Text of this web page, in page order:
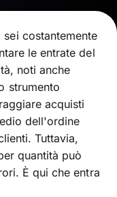
costantemente
le entrate del
noti anche
strumento
acquisti
dell'ordine
Tuttavia,
quantità può
È qui che entra